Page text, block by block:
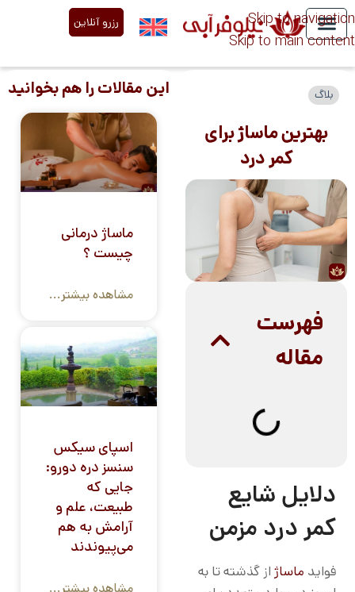
Skip to navigation
Skip to main content
رزرو آنلاین
بلاگ
بهترین ماساژ برای
کمر درد
فهرست
مقاله
دلایل شایع
کمر درد مزمن
فواید ماساژ از گذشته تا به
این مقالات را هم بخوانید
ماساژ درمانی
چیست ؟
مشاهده بیشتر...
اسپای سیکس
سنسز دره دورو:
جایی که
طبیعت، علم و
آرامش به هم
می‌پیوندند